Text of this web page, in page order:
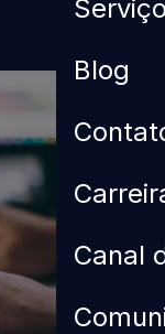
Blog
Canal